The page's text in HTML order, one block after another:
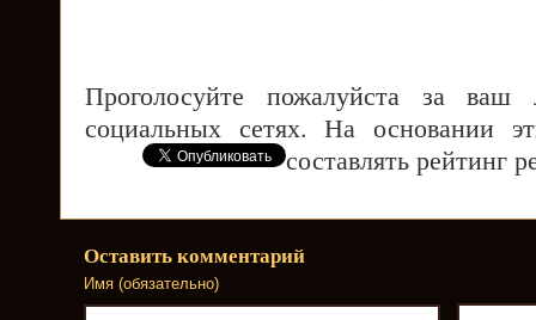
Проголосуйте пожалуйста за
социальных сетях. На основании
составлять рейтинг
Оставить комментарий
Имя (обязательно)